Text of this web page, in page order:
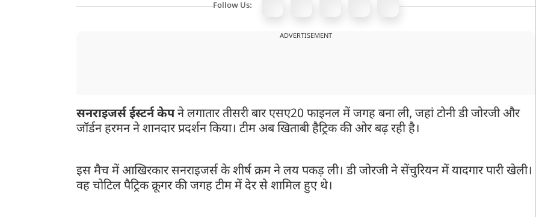
Follow Us:
ADVERTISEMENT
सनराइजर्स ईस्टर्न केपने लगातार तीसरी बार एसए20 फाइनल में जगह बना ली, जहां टोनी डी जोरजी और
जॉर्डन हरमन ने शानदार प्रदर्शन किया। टीम अब खिताबी हैट्रिक की ओर बढ़ रही है।
इस मैच में आखिरकार सनराइजर्स के शीर्ष क्रम ने लय पकड़ ली। डी जोरजी ने सेंचुरियन में यादगार पारी खेली।
वह चोटिल पैट्रिक क्रूगर की जगह टीम में देर से शामिल हुए थे।